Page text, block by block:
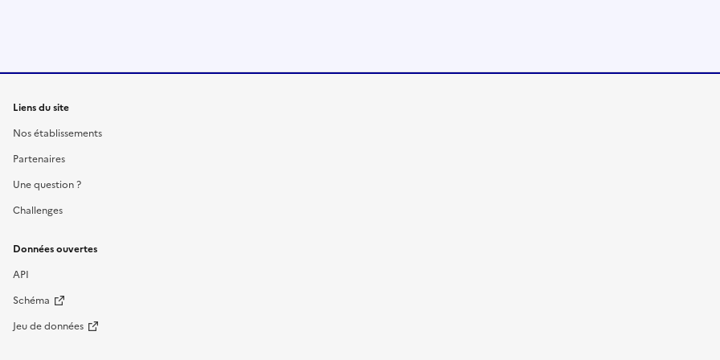
Liens du site
Nos établissements
Partenaires
Une question ?
Challenges
Données ouvertes
API
Schéma
Jeu de données